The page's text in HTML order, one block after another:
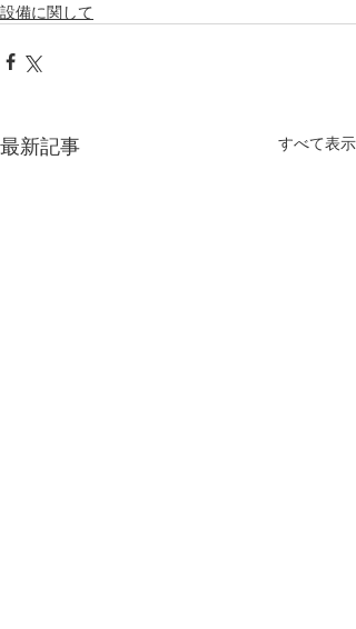
設備に関して
最新記事 すべて表示